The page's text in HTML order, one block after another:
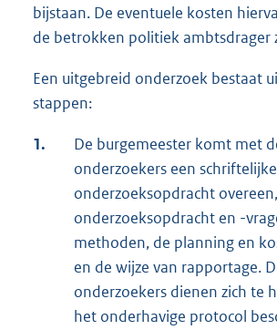
bijstaan. De eventuele kosten
de betrokken politiek ambtsdrager
Een uitgebreid onderzoek bestaat
stappen:
1.
De burgemeester komt met
onderzoekers een schriftelijke
onderzoeksopdracht
onderzoeksopdracht en -
methoden, de planning en
en de wijze van rapportage.
onderzoekers dienen zich te
het onderhavige protocol